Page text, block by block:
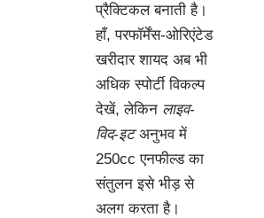
प्रैक्टिकल बनाती है।
हाँ, परफॉर्मेंस-ओरिएंटेड
खरीदार शायद अब भी
अधिक स्पोर्टी विकल्प
देखें, लेकिन लाइव-
विद-इटअनुभव में
250cc एनफील्ड का
संतुलन इसे भीड़ से
अलग करता है।